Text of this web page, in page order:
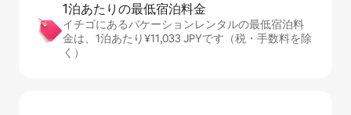
1泊あたりの最⁠低⁠宿⁠泊⁠料⁠金
イチゴにあるバケーションレンタルの最低宿泊料
金は、1泊あたり¥11,033 JPYです（税・手数料を除
く）